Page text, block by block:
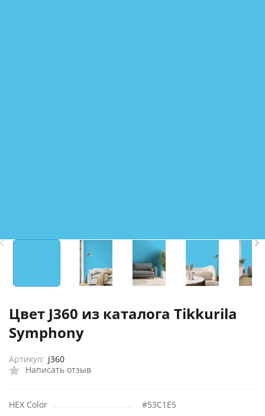
Цвет J360 из каталога Tikkurila
Symphony
Написать отзыв
Артикул: j360
HEX Color #53C1E5